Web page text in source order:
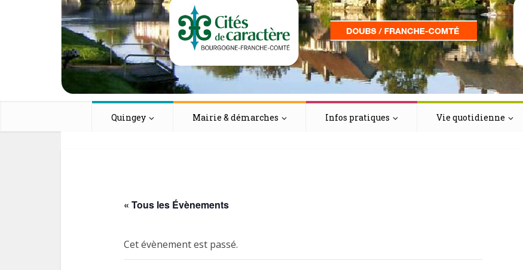
Quingey Mairie & démarches Infos pratiques Vie quotidienne
« Tous les Évènements
Cet évènement est passé.